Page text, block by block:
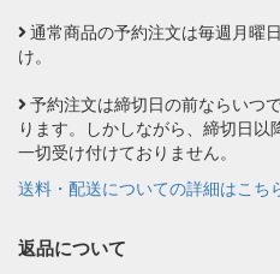
通常商品の予約注文は毎週月曜
け。
予約注文は締切日の前ならいつ
ります。しかしながら、締切日以
一切受け付けておりません。
送料・配送についての詳細はこち
返品について